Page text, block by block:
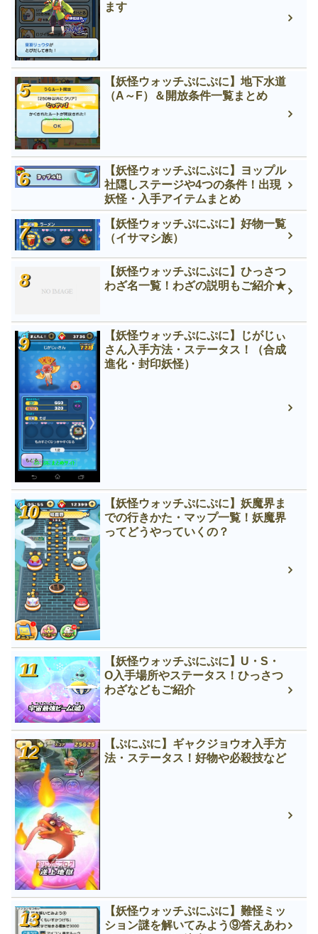
ます
【妖怪ウォッチぷにぷに】地下水道
（A～F）＆開放条件一覧まとめ
【妖怪ウォッチぷにぷに】ヨップル
社隠しステージや4つの条件！出現
妖怪・入手アイテムまとめ
【妖怪ウォッチぷにぷに】好物一覧
（イサマシ族）
【妖怪ウォッチぷにぷに】ひっさつ
わざ名一覧！わざの説明もご紹介★
【妖怪ウォッチぷにぷに】じがじぃ
さん入手方法・ステータス！（合成
進化・封印妖怪）
【妖怪ウォッチぷにぷに】妖魔界ま
での行きかた・マップ一覧！妖魔界
ってどうやっていくの？
【妖怪ウォッチぷにぷに】U・S・
O入手場所やステータス！ひっさつ
わざなどもご紹介
【ぷにぷに】ギャクジョウオ入手方
法・ステータス！好物や必殺技など
【妖怪ウォッチぷにぷに】難怪ミッ
ション謎を解いてみよう⑨答えあわ